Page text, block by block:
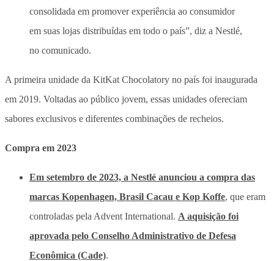
consolidada em promover experiência ao consumidor
em suas lojas distribuídas em todo o país”, diz a Nestlé,
no comunicado.
A primeira unidade da KitKat Chocolatory no país foi inaugurada
em 2019. Voltadas ao público jovem, essas unidades ofereciam
sabores exclusivos e diferentes combinações de recheios.
Compra em 2023
Em setembro de 2023, a Nestlé anunciou a compra das
marcas Kopenhagen, Brasil Cacau e Kop Koffe, que eram
controladas pela Advent International. A aquisição foi
aprovada pelo Conselho Administrativo de Defesa
Econômica (Cade).